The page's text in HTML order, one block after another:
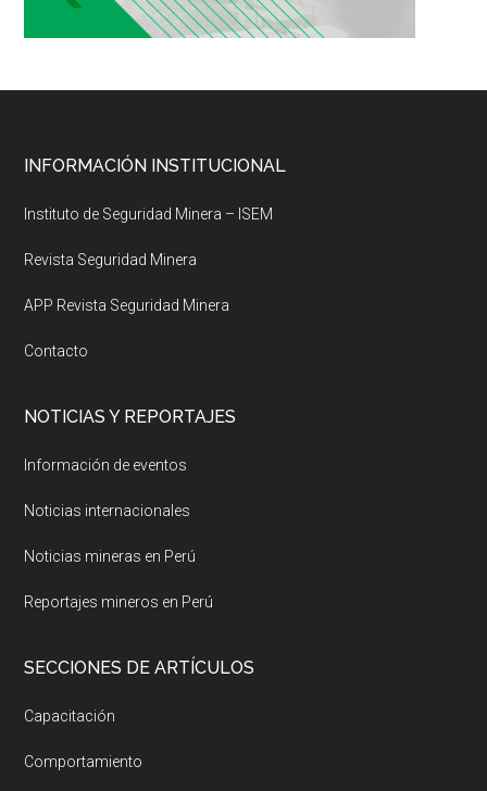
Footer
INFORMACIÓN INSTITUCIONAL
Instituto de Seguridad Minera – ISEM
Revista Seguridad Minera
APP Revista Seguridad Minera
Contacto
NOTICIAS Y REPORTAJES
Información de eventos
Noticias internacionales
Noticias mineras en Perú
Reportajes mineros en Perú
SECCIONES DE ARTÍCULOS
Capacitación
Comportamiento